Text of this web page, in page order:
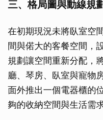
三、格局圖與動線規
在初期現況未將臥室空
間與偌大的客餐空間，
規劃讓空間重新分配，
廳、琴房、臥室與寵物
面外推出一個電器櫃的
夠的收納空間與生活需求